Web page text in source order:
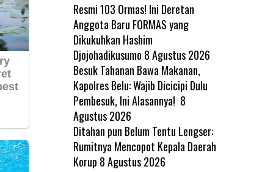
Resmi 103 Ormas! Ini Deretan
Anggota Baru FORMAS yang
Dikukuhkan Hashim
Djojohadikusumo 8 Agustus 2026
Besuk Tahanan Bawa Makanan,
Kapolres Belu: Wajib Dicicipi Dulu
Pembesuk, Ini Alasannya! 8
Agustus 2026
Ditahan pun Belum Tentu Lengser:
Rumitnya Mencopot Kepala Daerah
Korup 8 Agustus 2026